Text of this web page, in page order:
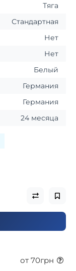
Тяга
Стандартная
Нет
Нет
Белый
Германия
Германия
24 месяца
от 70грн